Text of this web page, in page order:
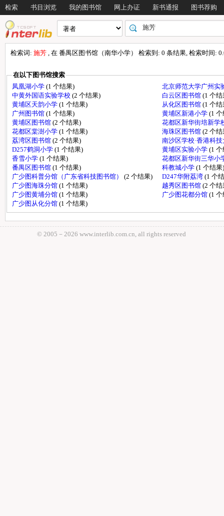
检索 书目浏览 我的图书馆 网上办证 新书通报 图书荐购
检索词: 施芳 , 在 番禺区图书馆（南华小学） 检索到: 0 条结果, 检索时间:
在以下图书馆搜索
凤凰湖小学 (1 个结果)
北京师范大学广州实
中黄外国语实验学校 (2 个结果) 白云区图书馆 (1 个结
黄埔区天韵小学 (1 个结果) 从化区图书馆 (1 个结
广州图书馆 (1 个结果) 黄埔区新港小学 (1
黄埔区图书馆 (2 个结果)
花都区新华街培新学
花都区棠澍小学 (1 个结果) 海珠区图书馆 (2 个结
荔湾区图书馆 (2 个结果)
南沙区学校·香港科
D257鹤洞小学 (1 个结果) 黄埔区实验小学 (1
香雪小学 (1 个结果)
花都区新华街三华小
番禺区图书馆 (1 个结果) 科教城小学 (1 个结果)
广少图科普分馆（广东省科技图书馆） (2 个结果) D247华附荔湾 (1 个
广少图海珠分馆 (1 个结果) 越秀区图书馆 (2 个结
广少图黄埔分馆 (1 个结果) 广少图花都分馆 (1
广少图从化分馆 (1 个结果)
© 2005－ 2026 www.interlib.com.cn, all rights reserved